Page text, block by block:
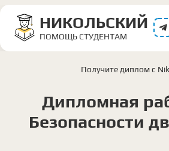
НИКОЛЬСКИЙ
ПОМОЩЬ СТУДЕНТАМ
Получите диплом с
Дипломная
Безопасности